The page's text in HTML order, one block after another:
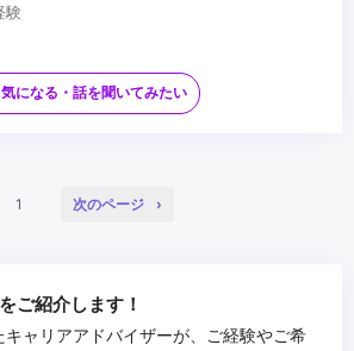
験
）の実務経験（capcutなどを使用）
Illustratorの使用経験
どSNSコンテンツが好きで、日常的にトレン
を大事にしながら、チームで成果を出したい
気になる・話を聞いてみたい
1 次のページ
ご紹介します！
ャリアアドバイザーが、ご経験やご希